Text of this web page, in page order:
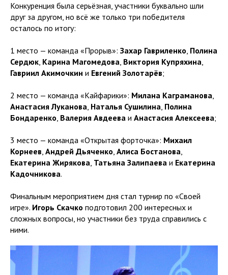
Конкуренция была серьёзная, участники буквально шли
друг за другом, но всё же только три победителя
осталось по итогу:
1 место — команда «Прорыв»: Захар Гавриленко, Полина
Сердюк, Карина Магомедова, Виктория Купряхина,
Гавриил Акимочкин и Евгений Золотарёв;
2 место — команда «Кайфарики»: Милана Каграманова,
Анастасия Луканова, Наталья Сушилина, Полина
Бондаренко, Валерия Авдеева и Анастасия Алексеева;
3 место — команда «Открытая форточка»: Михаил
Корнеев, Андрей Дьяченко, Алиса Бостанова,
Екатерина Жирякова, Татьяна Залипаева и Екатерина
Кадочникова.
Финальным мероприятием дня стал турнир по «Своей
игре». Игорь Скачко подготовил 200 интересных и
сложных вопросы, но участники без труда справились с
ними.